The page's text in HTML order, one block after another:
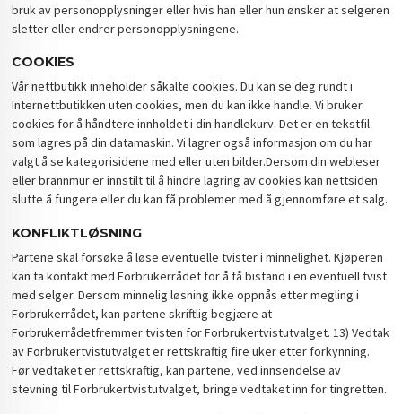
bruk av personopplysninger eller hvis han eller hun ønsker at selgeren
sletter eller endrer personopplysningene.
COOKIES
Vår nettbutikk inneholder såkalte cookies. Du kan se deg rundt i
Internettbutikken uten cookies, men du kan ikke handle. Vi bruker
cookies for å håndtere innholdet i din handlekurv. Det er en tekstfil
som lagres på din datamaskin. Vi lagrer også informasjon om du har
valgt å se kategorisidene med eller uten bilder.Dersom din webleser
eller brannmur er innstilt til å hindre lagring av cookies kan nettsiden
slutte å fungere eller du kan få problemer med å gjennomføre et salg.
KONFLIKTLØSNING
Partene skal forsøke å løse eventuelle tvister i minnelighet. Kjøperen
kan ta kontakt med Forbrukerrådet for å få bistand i en eventuell tvist
med selger. Dersom minnelig løsning ikke oppnås etter megling i
Forbrukerrådet, kan partene skriftlig begjære at
Forbrukerrådetfremmer tvisten for Forbrukertvistutvalget. 13) Vedtak
av Forbrukertvistutvalget er rettskraftig fire uker etter forkynning.
Før vedtaket er rettskraftig, kan partene, ved innsendelse av
stevning til Forbrukertvistutvalget, bringe vedtaket inn for tingretten.